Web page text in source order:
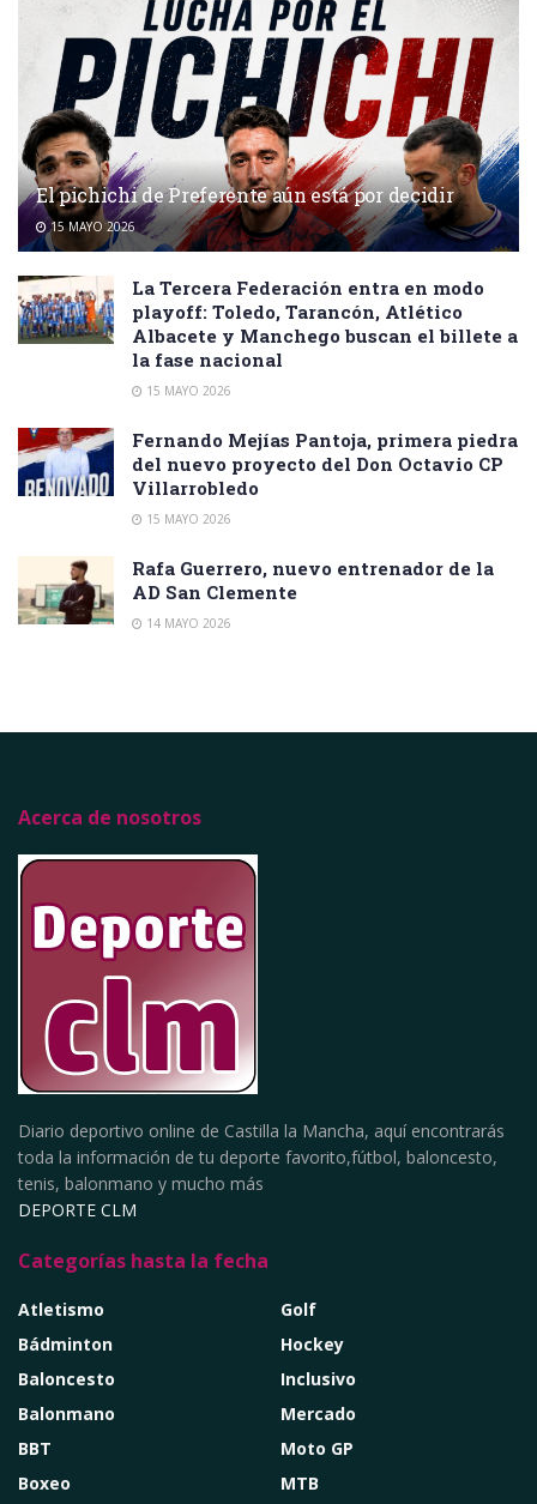
El pichichi de Preferente aún está por decidir
15 MAYO 2026
La Tercera Federación entra en modo
playoff: Toledo, Tarancón, Atlético
Albacete y Manchego buscan el billete a
la fase nacional
15 MAYO 2026
Fernando Mejías Pantoja, primera piedra
del nuevo proyecto del Don Octavio CP
Villarrobledo
15 MAYO 2026
Rafa Guerrero, nuevo entrenador de la
AD San Clemente
14 MAYO 2026
Acerca de nosotros
Diario deportivo online de Castilla la Mancha, aquí encontrarás
toda la información de tu deporte favorito,fútbol, baloncesto,
tenis, balonmano y mucho más
DEPORTE CLM
Categorías hasta la fecha
Atletismo
Bádminton
Baloncesto
Balonmano
BBT
Boxeo
Golf
Hockey
Inclusivo
Mercado
Moto GP
MTB